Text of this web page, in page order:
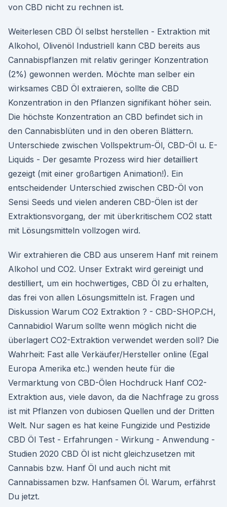
von CBD nicht zu rechnen ist.
Weiterlesen CBD Öl selbst herstellen - Extraktion mit
Alkohol, Olivenöl Industriell kann CBD bereits aus
Cannabispflanzen mit relativ geringer Konzentration
(2%) gewonnen werden. Möchte man selber ein
wirksames CBD Öl extraieren, sollte die CBD
Konzentration in den Pflanzen signifikant höher sein.
Die höchste Konzentration an CBD befindet sich in
den Cannabisblüten und in den oberen Blättern.
Unterschiede zwischen Vollspektrum-Öl, CBD-Öl u. E-
Liquids - Der gesamte Prozess wird hier detailliert
gezeigt (mit einer großartigen Animation!). Ein
entscheidender Unterschied zwischen CBD-Öl von
Sensi Seeds und vielen anderen CBD-Ölen ist der
Extraktionsvorgang, der mit überkritischem CO2 statt
mit Lösungsmitteln vollzogen wird.
Wir extrahieren die CBD aus unserem Hanf mit reinem
Alkohol und CO2. Unser Extrakt wird gereinigt und
destilliert, um ein hochwertiges, CBD Öl zu erhalten,
das frei von allen Lösungsmitteln ist. Fragen und
Diskussion Warum CO2 Extraktion ? - CBD-SHOP.CH,
Cannabidiol Warum sollte wenn möglich nicht die
überlagert CO2-Extraktion verwendet werden soll? Die
Wahrheit: Fast alle Verkäufer/Hersteller online (Egal
Europa Amerika etc.) wenden heute für die
Vermarktung von CBD-Ölen Hochdruck Hanf CO2-
Extraktion aus, viele davon, da die Nachfrage zu gross
ist mit Pflanzen von dubiosen Quellen und der Dritten
Welt. Nur sagen es hat keine Fungizide und Pestizide
CBD Öl Test - Erfahrungen - Wirkung - Anwendung -
Studien 2020 CBD Öl ist nicht gleichzusetzen mit
Cannabis bzw. Hanf Öl und auch nicht mit
Cannabissamen bzw. Hanfsamen Öl. Warum, erfährst
Du jetzt.